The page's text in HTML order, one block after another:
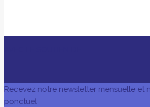
Recevez notre newsletter mensuelle et
ponctuel